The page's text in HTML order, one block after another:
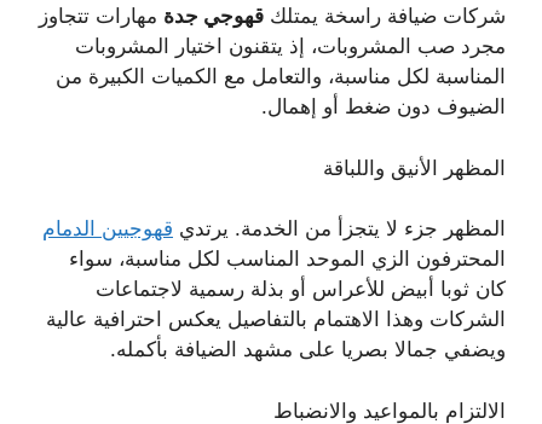
شركات ضيافة راسخة يمتلك قهوجي جدة مهارات تتجاوز
مجرد صب المشروبات، إذ يتقنون اختيار المشروبات
المناسبة لكل مناسبة، والتعامل مع الكميات الكبيرة من
الضيوف دون ضغط أو إهمال.
المظهر الأنيق واللباقة
المظهر جزء لا يتجزأ من الخدمة. يرتدي قهوجيين الدمام
المحترفون الزي الموحد المناسب لكل مناسبة، سواء
كان ثوبا أبيض للأعراس أو بذلة رسمية لاجتماعات
الشركات وهذا الاهتمام بالتفاصيل يعكس احترافية عالية
ويضفي جمالا بصريا على مشهد الضيافة بأكمله.
الالتزام بالمواعيد والانضباط